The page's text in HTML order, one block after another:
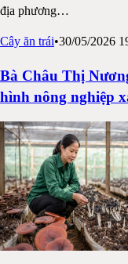
địa phương…
Cây ăn trái•30/05/2026
Bà Châu Thị
hình nông nghiệp